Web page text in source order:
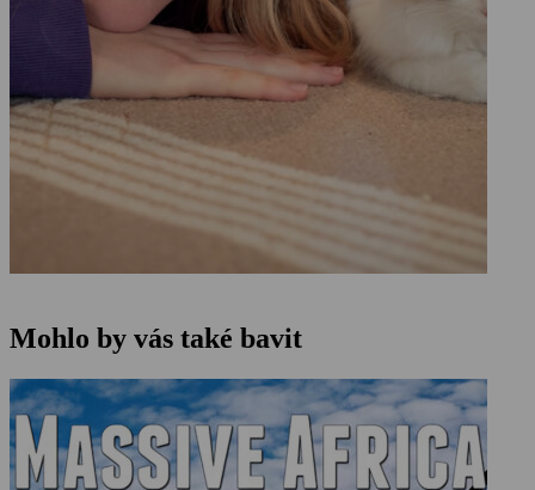
Mohlo by vás také bavit